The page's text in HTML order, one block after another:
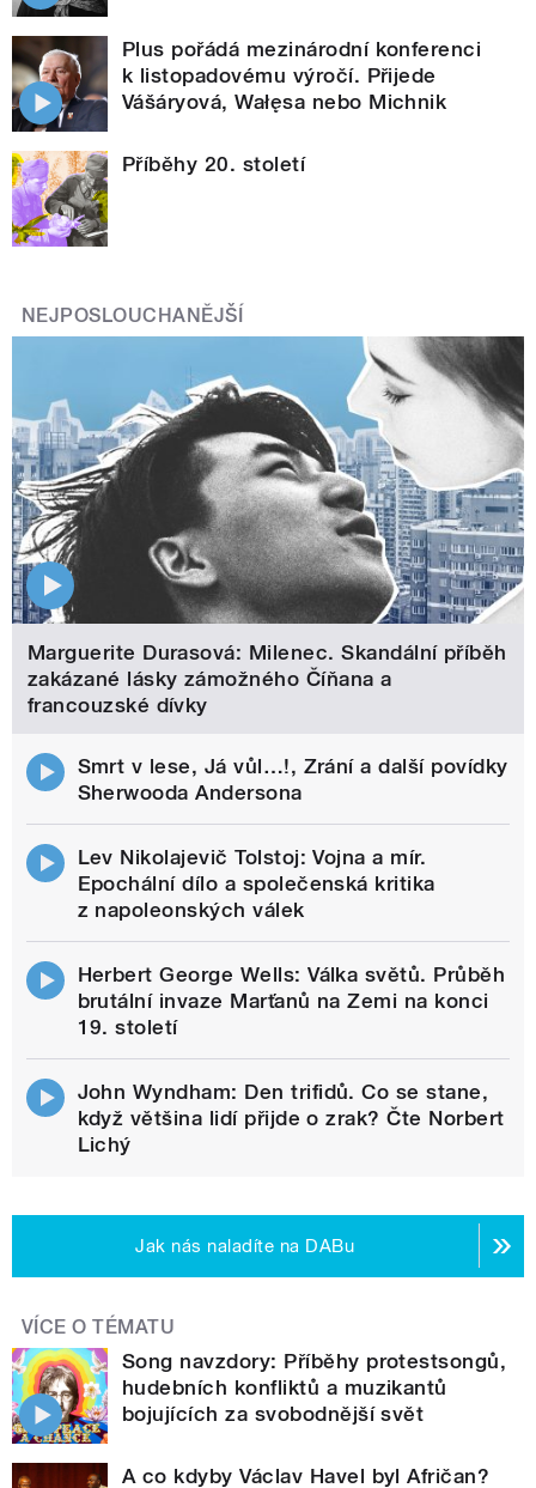
Plus pořádá mezinárodní konferenci
k listopadovému výročí. Přijede
Vášáryová, Wałęsa nebo Michnik
Příběhy 20. století
NEJPOSLOUCHANĚJŠÍ
Marguerite Durasová: Milenec. Skandální příběh
zakázané lásky zámožného Číňana a
francouzské dívky
Smrt v lese, Já vůl…!, Zrání a další povídky
Sherwooda Andersona
Lev Nikolajevič Tolstoj: Vojna a mír.
Epochální dílo a společenská kritika
z napoleonských válek
Herbert George Wells: Válka světů. Průběh
brutální invaze Marťanů na Zemi na konci
19. století
John Wyndham: Den trifidů. Co se stane,
když většina lidí přijde o zrak? Čte Norbert
Lichý
Jak nás naladíte na DABu
VÍCE O TÉMATU
Song navzdory: Příběhy protestsongů,
hudebních konfliktů a muzikantů
bojujících za svobodnější svět
A co kdyby Václav Havel byl Afričan?